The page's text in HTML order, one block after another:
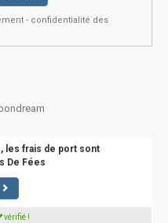
- confidentialité des
les frais de port sont
De Fées
vérifié !